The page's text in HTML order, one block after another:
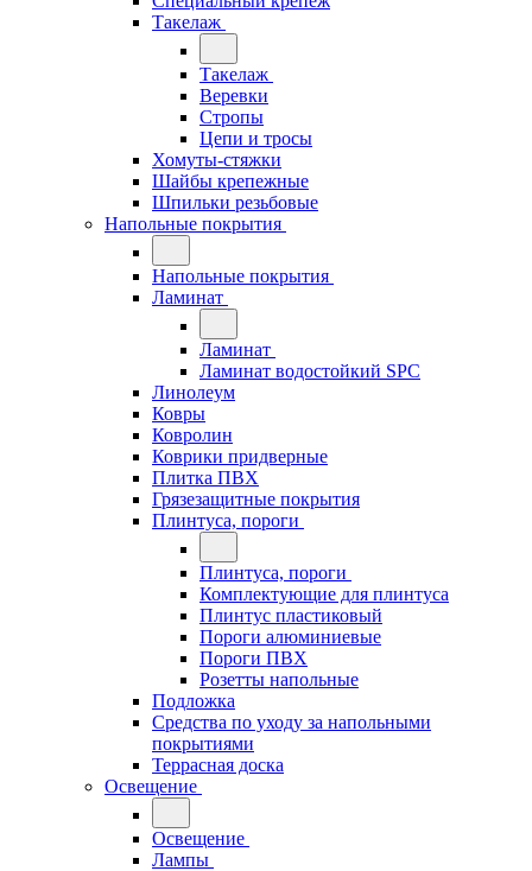
Такелаж
Такелаж
Веревки
Стропы
Цепи и тросы
Хомуты-стяжки
Шайбы крепежные
Шпильки резьбовые
Напольные покрытия
Напольные покрытия
Ламинат
Ламинат
Ламинат водостойкий SPC
Линолеум
Ковры
Ковролин
Коврики придверные
Плитка ПВХ
Грязезащитные покрытия
Плинтуса, пороги
Плинтуса, пороги
Комплектующие для плинтуса
Плинтус пластиковый
Пороги алюминиевые
Пороги ПВХ
Розетты напольные
Подложка
Средства по уходу за напольными
покрытиями
Террасная доска
Освещение
Освещение
Лампы